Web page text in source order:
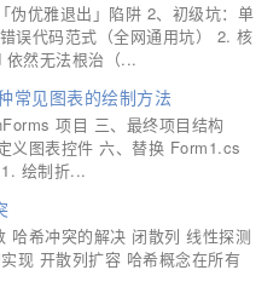
伪优雅退出」陷阱 2、初级坑：单
误代码范式（全网通用坑） 2. 核
然无法根治（...
常见图表的绘制方法
项目 三、最终项目结构
义图表控件 六、替换 Form1.cs
绘制折...
哈希冲突的解决 闭散列 线性探测
现 开散列扩容 哈希概念在所有